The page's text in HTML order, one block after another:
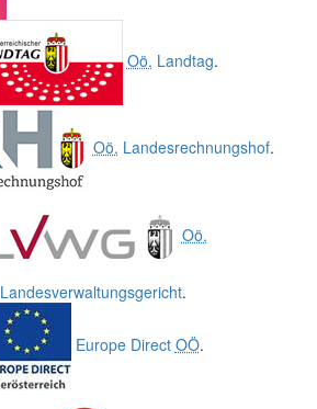
Oö. Landtag.
Oö. Landesrechnungshof.
Oö.
Landesverwaltungsgericht.
Europe Direct OÖ.